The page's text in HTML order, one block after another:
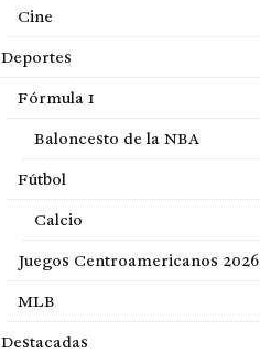
Cine
Deportes
Fórmula 1
Baloncesto de la NBA
Fútbol
Calcio
Juegos Centroamericanos 2026
MLB
Destacadas